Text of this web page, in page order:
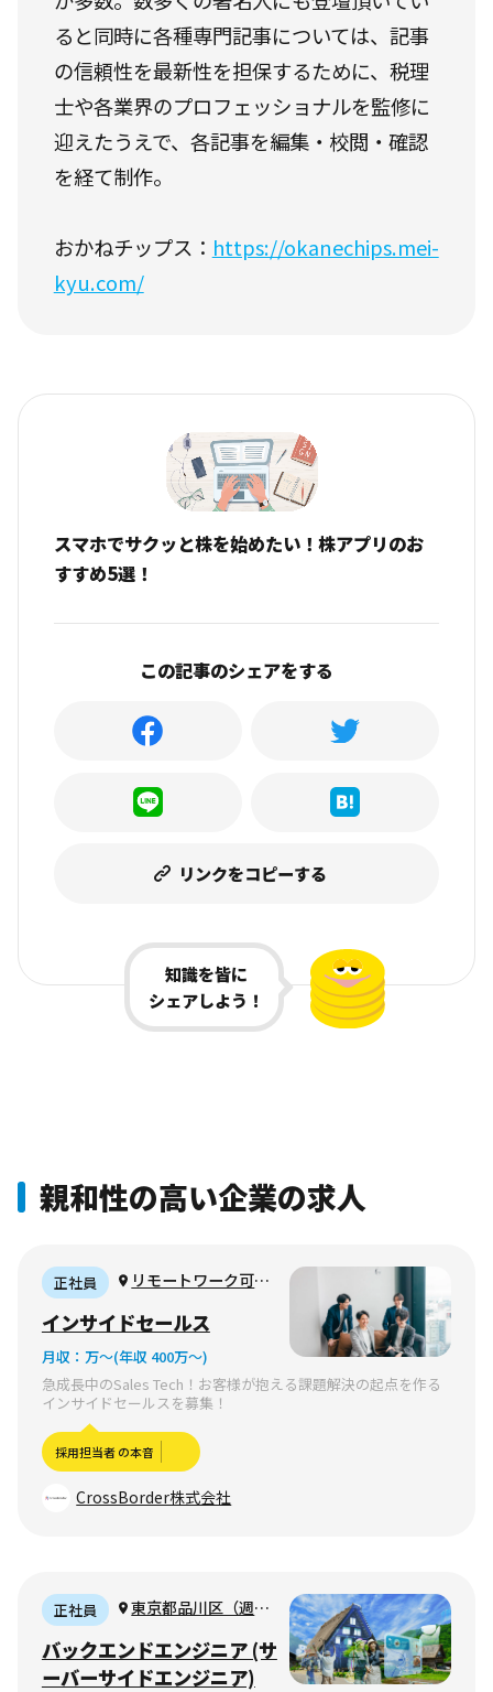
ると同時に各種専門記事については、記事
の信頼性を最新性を担保するために、税理
士や各業界のプロフェッショナルを監修に
迎えたうえで、各記事を編集・校閲・確認
を経て制作。
おかねチップス： https://okanechips.mei-
kyu.com/
知識を皆に
シェアしよう！
スマホでサクッと株を始めたい！株アプリのお
すすめ5選！
この記事のシェアをする
リンクをコピーする
親和性の高い企業の求人
正社員
リモートワーク可能
能） ※月曜日のみ出社
できるオフィスが港区
（乃木坂駅徒歩1分、
六本木駅徒歩7分ほ
ど）にございます。
インサイドセールス
月収： 万〜(年収 400万〜)
急成長中のSales Tech！お客様が抱える課題解決の起点を作る
インサイドセールスを募集！
採用担当者 の本音
CrossBorder株式会社
正社員
東京都品川区（週3
バックエンドエンジニア (サ
ーバーサイドエンジニア)